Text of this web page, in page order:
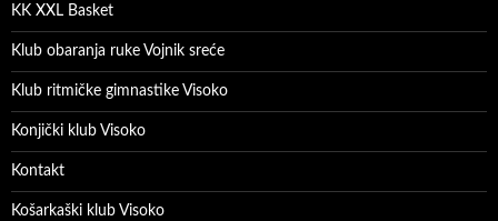
KK XXL Basket
Klub obaranja ruke Vojnik sreće
Klub ritmičke gimnastike Visoko
Konjički klub Visoko
Kontakt
Košarkaški klub Visoko